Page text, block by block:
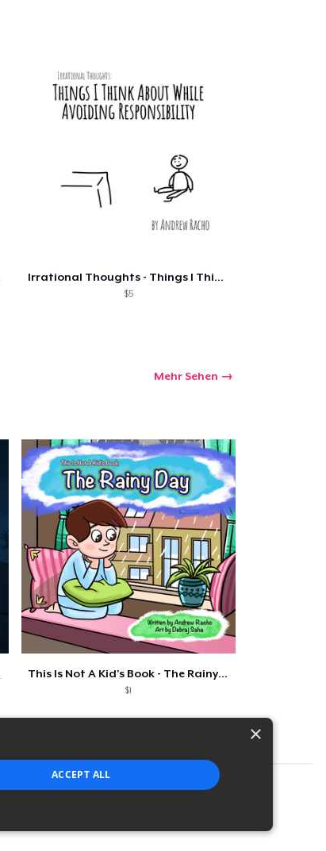
Irrational Thoughts - Things I Think...
$5
Mehr Sehen
This Is Not A Kid's Book - The Rainy Day
$1
×
ACCEPT ALL